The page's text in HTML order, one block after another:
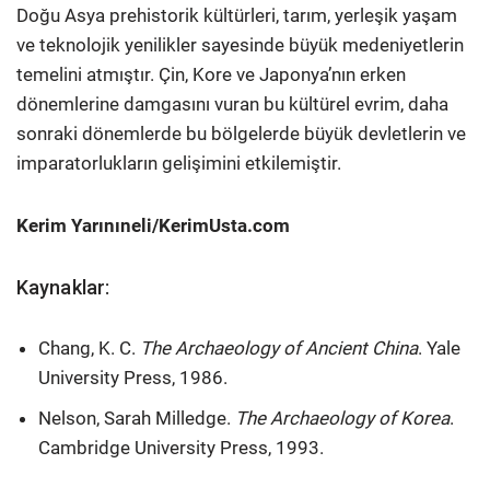
Doğu Asya prehistorik kültürleri, tarım, yerleşik yaşam
ve teknolojik yenilikler sayesinde büyük medeniyetlerin
temelini atmıştır. Çin, Kore ve Japonya’nın erken
dönemlerine damgasını vuran bu kültürel evrim, daha
sonraki dönemlerde bu bölgelerde büyük devletlerin ve
imparatorlukların gelişimini etkilemiştir.
Kerim Yarınıneli/KerimUsta.com
Kaynaklar:
Chang, K. C. The Archaeology of Ancient China. Yale
University Press, 1986.
Nelson, Sarah Milledge. The Archaeology of Korea.
Cambridge University Press, 1993.